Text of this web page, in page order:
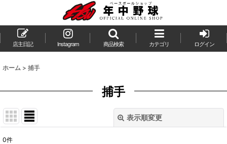
店主日記 Instagram 商品検索 カテゴリ ログイン
ホーム > 捕手
捕手
表示順変更
0件